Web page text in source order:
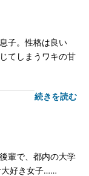
子。性格は良い
てしまうワキの甘
続きを読む
輩で、都内の大学
大好き女子……